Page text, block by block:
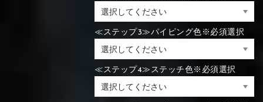
⑳Purple
⑰Silver
⑳Purple
≪ステップ3≫パイピング色※必須選択
≪ステップ4≫ステッチ色※必須選択